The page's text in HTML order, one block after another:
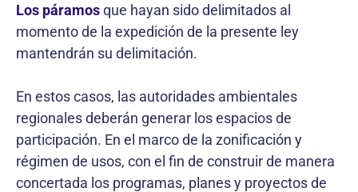
Los páramosque hayan sido delimitados al
momento de la expedición de la presente ley
mantendrán su delimitación.
En estos casos, las autoridades ambientales
regionales deberán generar los espacios de
participación. En el marco de la zonificación y
régimen de usos, con el fin de construir de manera
concertada los programas, planes y proyectos de